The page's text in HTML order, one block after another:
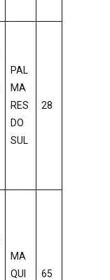
PAL
MA
RES
DO
SUL
28
MA
QUI
65